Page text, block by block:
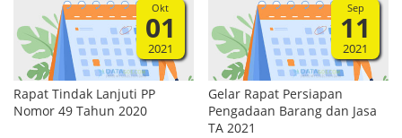
Okt
01
2021
Rapat Tindak Lanjuti PP
Nomor 49 Tahun 2020
Sep
11
2021
Gelar Rapat Persiapan
Pengadaan Barang dan Jasa
TA 2021